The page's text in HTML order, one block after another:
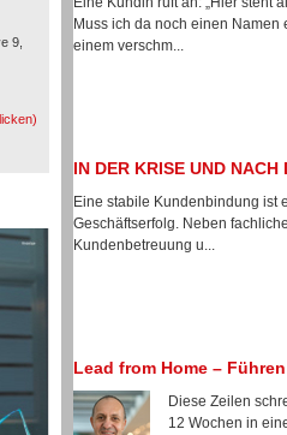
9,
Muss ich da noch einen
einem verschm...
IN DER KRISE UND NACH
Eine stabile Kundenbindung ist
Geschäftserfolg. Neben
Kundenbetreuung u...
Lead from Home –
Diese Zeilen
12 Wochen in